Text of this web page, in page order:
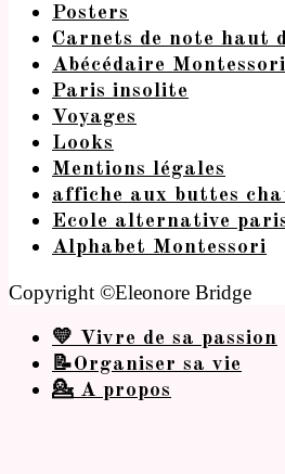
Posters
Carnets de note haut
Abécédaire
Paris insolite
Voyages
Looks
Mentions légales
affiche aux buttes
Ecole alternative
Alphabet Montessori
Copyright ©Eleonore Bridge
💛 Vivre de sa passion
📝Organiser sa vie
💁 A propos